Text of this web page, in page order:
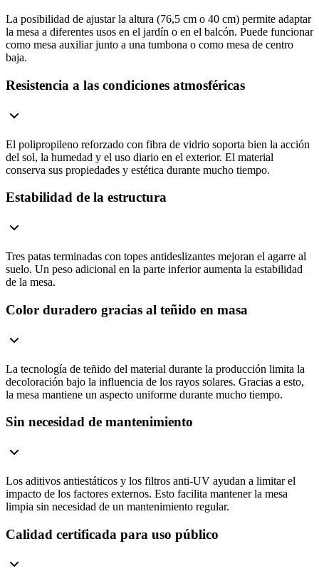
La posibilidad de ajustar la altura (76,5 cm o 40 cm) permite adaptar
la mesa a diferentes usos en el jardín o en el balcón. Puede funcionar
como mesa auxiliar junto a una tumbona o como mesa de centro
baja.
Resistencia a las condiciones atmosféricas
El polipropileno reforzado con fibra de vidrio soporta bien la acción
del sol, la humedad y el uso diario en el exterior. El material
conserva sus propiedades y estética durante mucho tiempo.
Estabilidad de la estructura
Tres patas terminadas con topes antideslizantes mejoran el agarre al
suelo. Un peso adicional en la parte inferior aumenta la estabilidad
de la mesa.
Color duradero gracias al teñido en masa
La tecnología de teñido del material durante la producción limita la
decoloración bajo la influencia de los rayos solares. Gracias a esto,
la mesa mantiene un aspecto uniforme durante mucho tiempo.
Sin necesidad de mantenimiento
Los aditivos antiestáticos y los filtros anti-UV ayudan a limitar el
impacto de los factores externos. Esto facilita mantener la mesa
limpia sin necesidad de un mantenimiento regular.
Calidad certificada para uso público